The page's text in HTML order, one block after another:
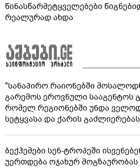
წინასწარმეტყველებები
რეალურად ახდა
"სანაპირო რაიონებში
გარემოს ეროვნული სააგენტოს
რომელ რეგიონებში უნდა
სეტყვასა და ქარის
ბექჰემები სენ-ტროპეში
უერთდება ოჯახურ